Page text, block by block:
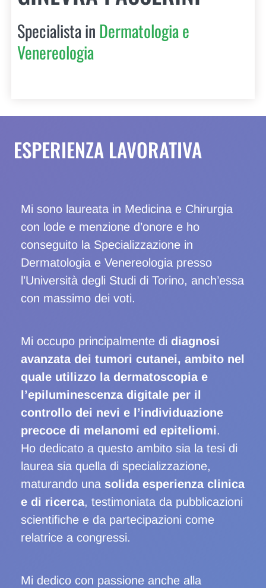
Specialista inDermatologia e
Venereologia
ESPERIENZA LAVORATIVA
Mi sono laureata in Medicina e Chirurgia
con lode e menzione d’onore e ho
conseguito la Specializzazione in
Dermatologia e Venereologia presso
l’Università degli Studi di Torino, anch’essa
con massimo dei voti.
Mi occupo principalmente di diagnosi
avanzata dei tumori cutanei, ambito nel
quale utilizzo la dermatoscopia e
l’epiluminescenza digitale per il
controllo dei nevi e l’individuazione
precoce di melanomi ed epiteliomi.
Ho dedicato a questo ambito sia la tesi di
laurea sia quella di specializzazione,
maturando una solida esperienza clinica
e di ricerca, testimoniata da pubblicazioni
scientifiche e da partecipazioni come
relatrice a congressi.
Mi dedico con passione anche alla